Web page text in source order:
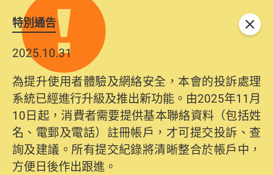
特別通告
2025.10.31
為提升使用者體驗及網絡安全，本會的投訴處理
系統已經進行升級及推出新功能。由2025年11月
10日起，消費者需要提供基本聯絡資料（包括姓
名、電郵及電話）註冊帳戶，才可提交投訴、查
詢及建議。所有提交紀錄將清晰整合於帳戶中，
方便日後作出跟進。
關閉